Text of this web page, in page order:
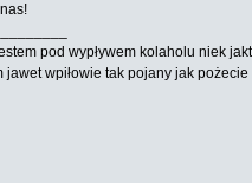
pod wypływem kolaholu niek
jawet wpiłowie tak pojany jak